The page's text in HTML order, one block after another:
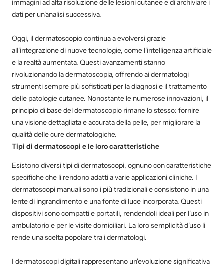
immagini ad alta risoluzione delle lesioni cutanee e di archiviare i
dati per un'analisi successiva.
Oggi, il dermatoscopio continua a evolversi grazie
all'integrazione di nuove tecnologie, come l'intelligenza artificiale
e la realtà aumentata. Questi avanzamenti stanno
rivoluzionando la dermatoscopia, offrendo ai dermatologi
strumenti sempre più sofisticati per la diagnosi e il trattamento
delle patologie cutanee. Nonostante le numerose innovazioni, il
principio di base del dermatoscopio rimane lo stesso: fornire
una visione dettagliata e accurata della pelle, per migliorare la
qualità delle cure dermatologiche.
Tipi di dermatoscopi e le loro caratteristiche
Esistono diversi tipi di dermatoscopi, ognuno con caratteristiche
specifiche che li rendono adatti a varie applicazioni cliniche. I
dermatoscopi manuali sono i più tradizionali e consistono in una
lente di ingrandimento e una fonte di luce incorporata. Questi
dispositivi sono compatti e portatili, rendendoli ideali per l'uso in
ambulatorio e per le visite domiciliari. La loro semplicità d'uso li
rende una scelta popolare tra i dermatologi.
I dermatoscopi digitali rappresentano un'evoluzione significativa